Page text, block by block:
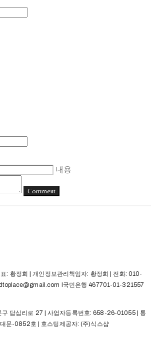
내용
Comment
: 황정희 | 개인정보관리책임자: 황정희 | 전화: 010-
l국민은행 467701-01-321557
구 답십리로 27 | 사업자등록번호:658-26-01055| 통
문-0852호 | 호스팅제공자: (주)식스샵